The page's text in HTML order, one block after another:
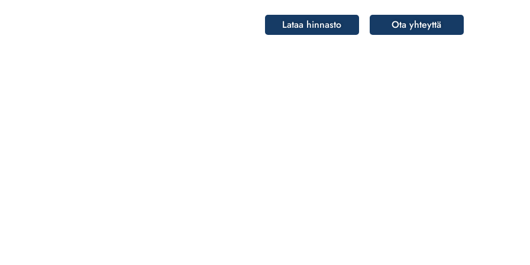
Lataa hinnasto Ota yhteyttä